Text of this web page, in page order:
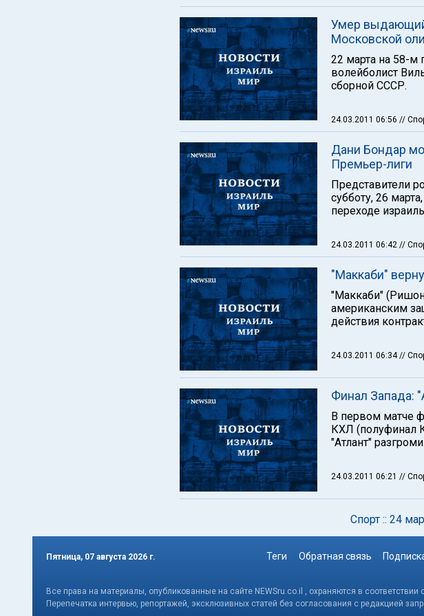
Умер
Московской
22 марта на 58-м
волейболист
сборной СССР.
24.03.2011 06:56 //
Дани Бондар
Премьер-лиги
Представители
субботу, 26
переходе
24.03.2011 06:42 //
"Маккаби"
"Маккаби"
американским
действия
24.03.2011 06:34//
Финал Запада:
В первом матче
КХЛ (полуфинал
"Атлант"
24.03.2011 06:21 //
Спорт :: 24
Пятница, 07 августа 2026 г. Теги Обратная связь
Все права на материалы, опубликованные на сайте NEWSru.co.il , охраняются в
Перепечатка интервью, репортажей, эксклюзивных статей без согласования с редакцией